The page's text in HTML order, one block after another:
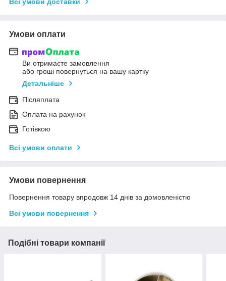
Умови оплати
Ви отримаєте замовлення
або гроші повернуться на вашу картку
Детальніше
Післяплата
Оплата на рахунок
Готівкою
Всі умови оплати
Умови повернення
Повернення товару впродовж 14 днів за домовленістю
Всі умови повернення
Подібні товари компанії